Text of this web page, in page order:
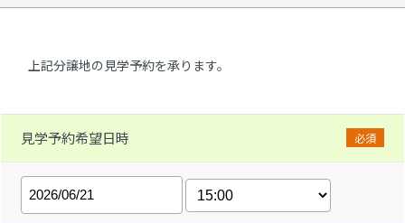
上記分譲地の見学予約を承ります。
見学予約希望日時 必須